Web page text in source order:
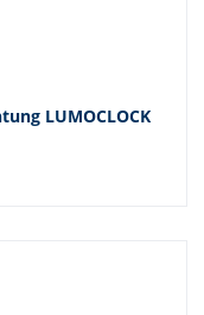
LUMOCLOCK